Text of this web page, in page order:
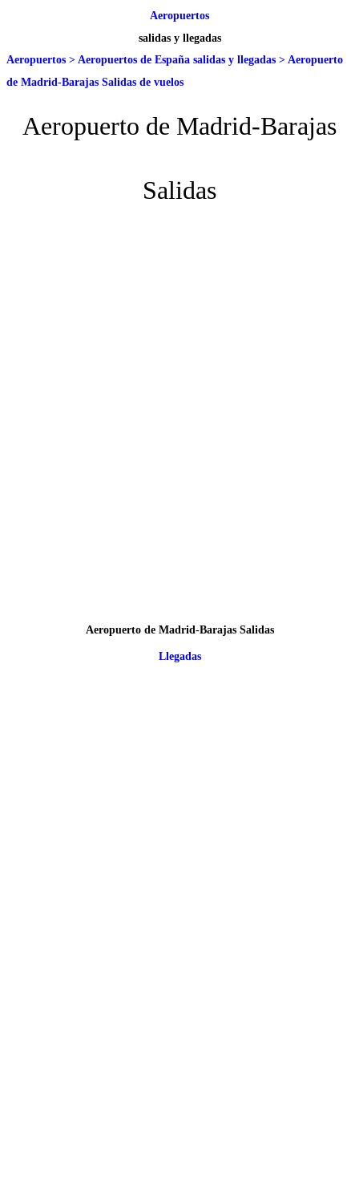
Aeropuertos
salidas y llegadas
Aeropuertos > Aeropuertos de España salidas y llegadas > Aeropuerto
de Madrid-Barajas Salidas de vuelos
Aeropuerto de Madrid-Barajas
Salidas
Aeropuerto de Madrid-Barajas Salidas
Llegadas